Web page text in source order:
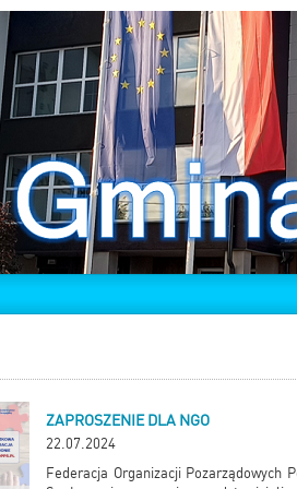
ZAPROSZENIE DLA NGO
22.07.2024
Federacja Organizacji Pozarządowych